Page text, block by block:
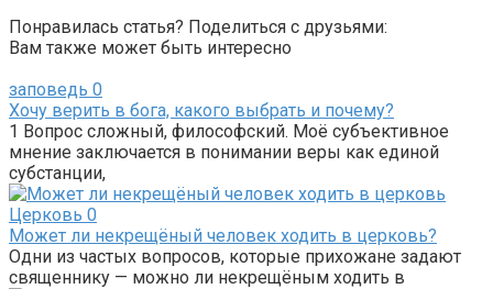
Понравилась статья? Поделиться с друзьями:
Вам также может быть интересно
заповедь 0
Хочу верить в бога, какого выбрать и почему?
1 Вопрос сложный, философский. Моё субъективное
мнение заключается в понимании веры как единой
субстанции,
Церковь 0
Может ли некрещёный человек ходить в церковь?
Одни из частых вопросов, которые прихожане задают
священнику — можно ли некрещёным ходить в